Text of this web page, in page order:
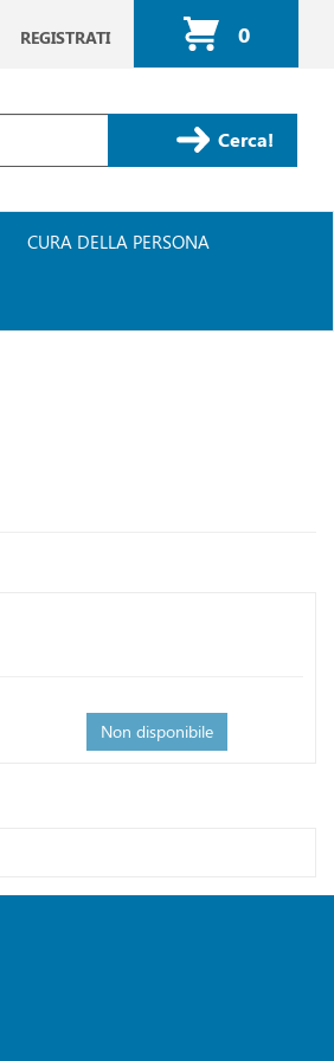
REGISTRATI 0
ARTICOLI
INSERITI
Cerca Prodotto
CURA DELLA PERSONA
Non disponibile